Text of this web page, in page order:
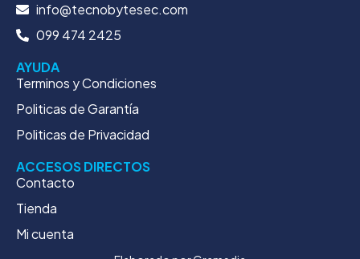
info@tecnobytesec.com
099 474 2425
AYUDA
Terminos y Condiciones
Politicas de Garantía
Politicas de Privacidad
ACCESOS DIRECTOS
Contacto
Tienda
Mi cuenta